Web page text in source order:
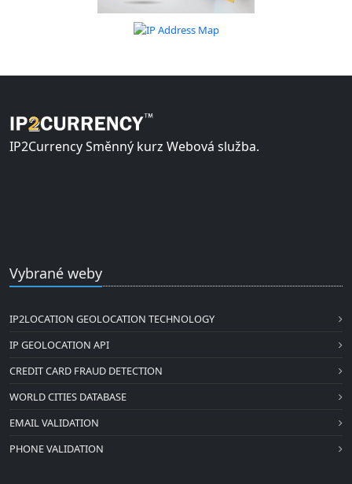
IP2Currency Směnný kurz Webová služba.
Vybrané weby
IP2LOCATION GEOLOCATION TECHNOLOGY
IP GEOLOCATION API
CREDIT CARD FRAUD DETECTION
WORLD CITIES DATABASE
EMAIL VALIDATION
PHONE VALIDATION